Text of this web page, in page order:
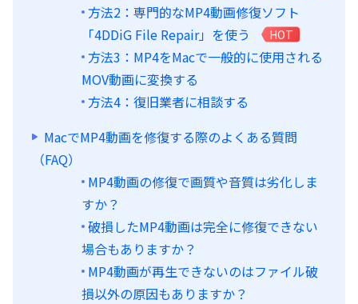
方法2：専門的なMP4動画修復ソフト
「4DDiG File Repair」を使う
HOT
方法3：MP4をMacで一般的に使用される
MOV動画に変換する
方法4：復旧業者に相談する
MacでMP4動画を修復する際のよくある質問
（FAQ）
MP4動画の修復で画質や音質は劣化しま
すか？
破損したMP4動画は完全に修復できない
場合もありますか？
MP4動画が再生できないのはファイル破
損以外の原因もありますか？